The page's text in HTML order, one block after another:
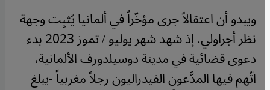
ويبدو أن اعتقالاً جرى مؤخّراً في ألمانيا يُثبِت وجهة
نظر أجراولي. إذ شهد شهر يوليو / تموز 2023 بدء
دعوى قضائية في مدينة دوسيلدورف الألمانية،
اتّهم فيها المدَّعون الفيدراليون رجلاً مغربياً -يبلغ